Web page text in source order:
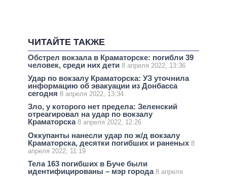
ЧИТАЙТЕ ТАКЖЕ
Обстрел вокзала в Краматорске: погибли 39
человек, среди них дети 8 апреля 2022, 13:36
Удар по вокзалу Краматорска: УЗ уточнила
информацию об эвакуации из Донбасса
сегодня 8 апреля 2022, 13:34
Зло, у которого нет предела: Зеленский
отреагировал на удар по вокзалу
Краматорска 8 апреля 2022, 12:26
Оккупанты нанесли удар по ж/д вокзалу
Краматорска, десятки погибших и раненых 8
апреля 2022, 11:19
Тела 163 погибших в Буче были
идентифицированы – мэр города 8 апреля